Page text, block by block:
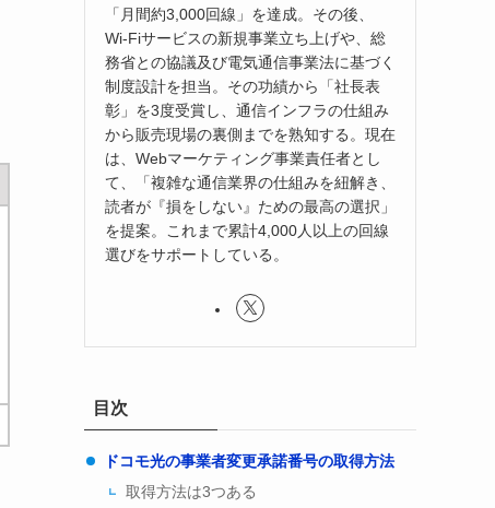
「月間約3,000回線」を達成。その後、
Wi-Fiサービスの新規事業立ち上げや、総
務省との協議及び電気通信事業法に基づく
制度設計を担当。その功績から「社長表
彰」を3度受賞し、通信インフラの仕組み
から販売現場の裏側までを熟知する。現在
は、Webマーケティング事業責任者とし
て、「複雑な通信業界の仕組みを紐解き、
読者が『損をしない』ための最高の選択」
を提案。これまで累計4,000人以上の回線
選びをサポートしている。
目次
ドコモ光の事業者変更承諾番号の取得方法
取得方法は3つある